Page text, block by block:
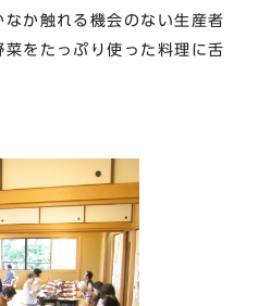
か触れる機会のない生産者
をたっぷり使った料理に舌